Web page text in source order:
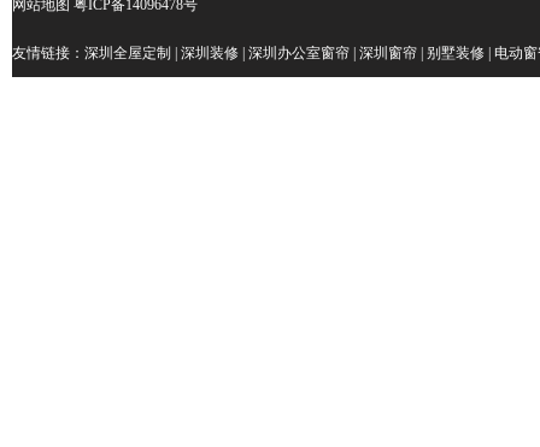
网站地图 粤ICP备14096478号
友情链接： 深圳全屋定制 深圳装修 深圳办公室窗帘 深圳窗帘 别墅装修 电动